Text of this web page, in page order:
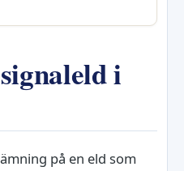
i
på en eld som